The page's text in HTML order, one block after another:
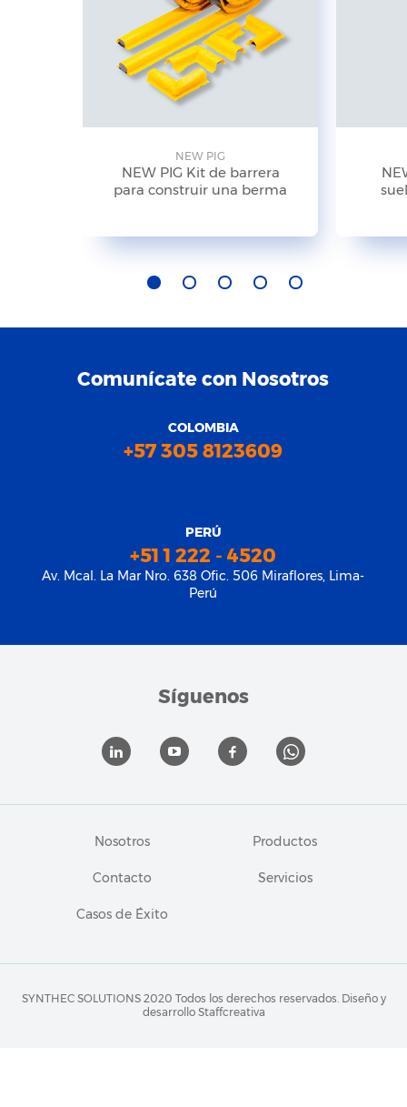
NEW PIG
NEW PIG Kit de barrera
para construir una berma
Comunícate con Nosotros
COLOMBIA
+57 305 8123609
PERÚ
+51 1 222 - 4520
Av. Mcal. La Mar Nro. 638 Ofic. 506 Miraflores, Lima-
Perú
Síguenos
Nosotros Productos
Contacto Servicios
Casos de Éxito
SYNTHEC SOLUTIONS 2020 Todos los derechos reservados. Diseño y
desarrollo Staffcreativa